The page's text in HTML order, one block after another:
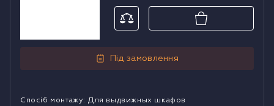
Під замовлення
Спосіб монтажу: Для выдвижных шкафов